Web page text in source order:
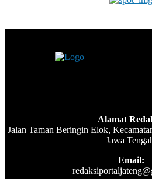
Alamat
Jalan Taman Beringin Elok,
Jawa
Email: